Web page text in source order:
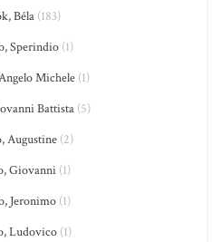
Béla(183)
Sperindio(1)
Michele(1)
Battista(5)
Augustine(2)
Giovanni (1)
Jeronimo(1)
Ludovico(1)